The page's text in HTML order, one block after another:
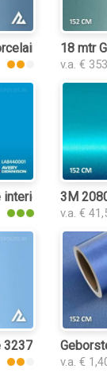
Blue 3245
18 mtr
v.a. €
interieurfolie
3M
v.a. €
3237 interieurfolie
v.a. €